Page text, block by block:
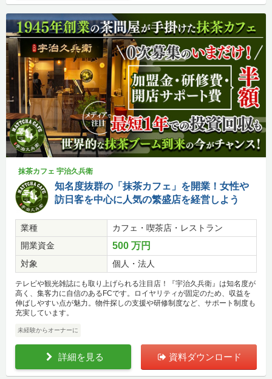
抹茶カフェ 宇治久兵衛
知名度抜群の「抹茶カフェ」を開業！女性や
訪日客を中心に人気の繁盛店を経営しよう
業種
カフェ・喫茶店・レストラン
開業資金
500 万円
対象 個人・法人
テレビや観光雑誌にも取り上げられる注目店！『宇治久兵衛』は知名度が
高く、集客力に自信のあるFCです。ロイヤリティが固定のため、収益を
伸ばしやすい点が魅力。物件探しの支援や研修制度など、サポート制度も
充実しています。
未経験からオーナーに
詳細を見る 資料ダウンロード